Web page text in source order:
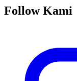
Follow Kami